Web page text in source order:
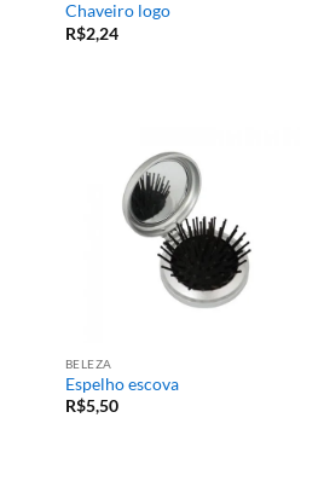
Chaveiro logo
R$2,24
BELEZA
Espelho escova
R$5,50